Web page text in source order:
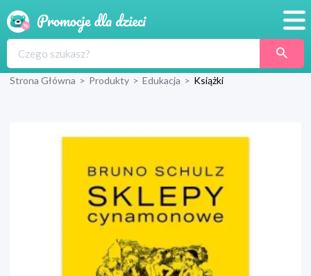
Produkty
Wyprawka
Strona Główna > Produkty > Edukacja > Książki